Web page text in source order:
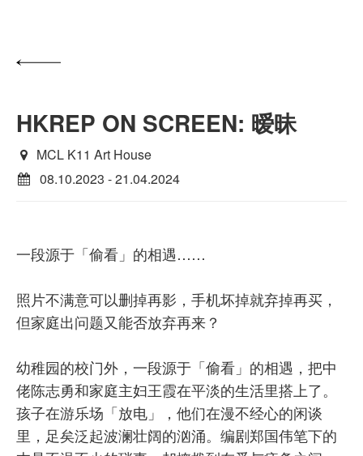
HKREP ON SCREEN: 暧昧
MCL K11 Art House
08.10.2023 - 21.04.2024
一段源于「偷看」的相遇……
照片不满意可以删掉再影，手机坏掉就弃掉再买，
但家庭出问题又能否放弃再来？
幼稚园的校门外，一段源于「偷看」的相遇，把中
佬陈志勇和家庭主妇王霞在平淡的生活里搭上了。
孩子在游乐场「放电」，他们在漫不经心的闲谈
里，足矣泛起波澜壮阔的汹涌。编剧郑国伟笔下的